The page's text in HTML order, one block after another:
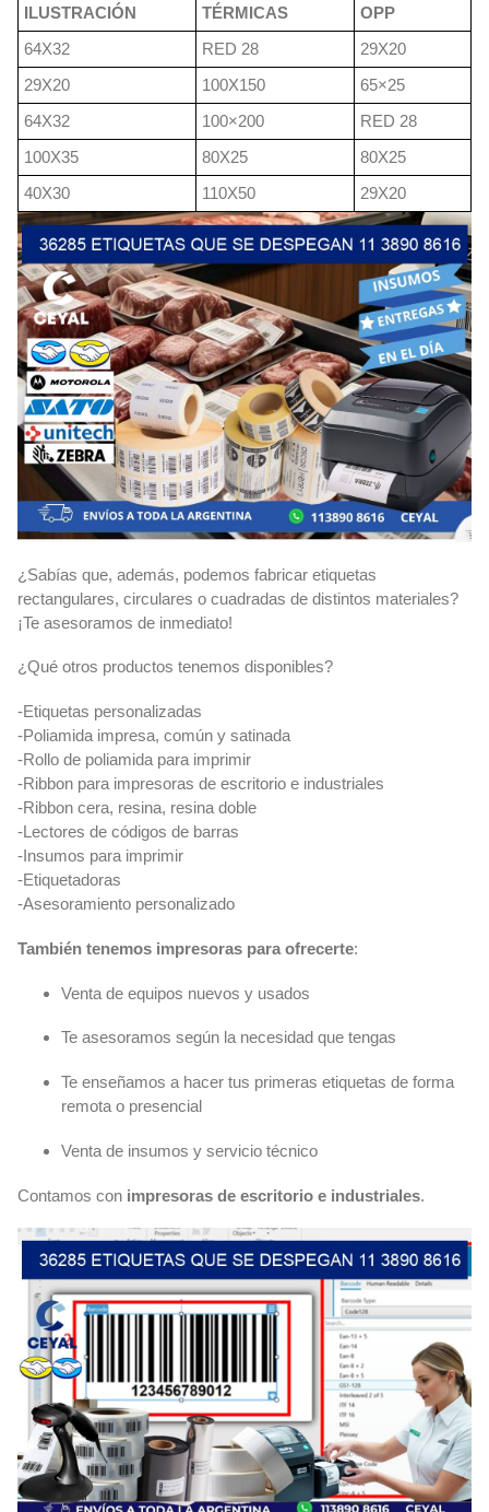
ILUSTRACIÓN
TÉRMICAS
OPP
64X32
RED 28
29X20
29X20
100X150
65×25
64X32
100×200
RED 28
100X35
80X25
80X25
40X30
110X50 29X20
¿Sabías que, además, podemos fabricar etiquetas
rectangulares, circulares o cuadradas de distintos materiales?
¡Te asesoramos de inmediato!
¿Qué otros productos tenemos disponibles?
-Etiquetas personalizadas
-Poliamida impresa, común y satinada
-Rollo de poliamida para imprimir
-Ribbon para impresoras de escritorio e industriales
-Ribbon cera, resina, resina doble
-Lectores de códigos de barras
-Insumos para imprimir
-Etiquetadoras
-Asesoramiento personalizado
También tenemos impresoras para ofrecerte:
Venta de equipos nuevos y usados
Te asesoramos según la necesidad que tengas
Te enseñamos a hacer tus primeras etiquetas de forma
remota o presencial
Venta de insumos y servicio técnico
Contamos con impresoras de escritorio e industriales.